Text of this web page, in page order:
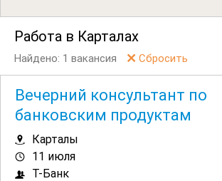
Работа в Карталах
Найдено: 1 вакансия Сбросить
Вечерний консультант по
банковским продуктам
Карталы
11 июля
Т-Банк